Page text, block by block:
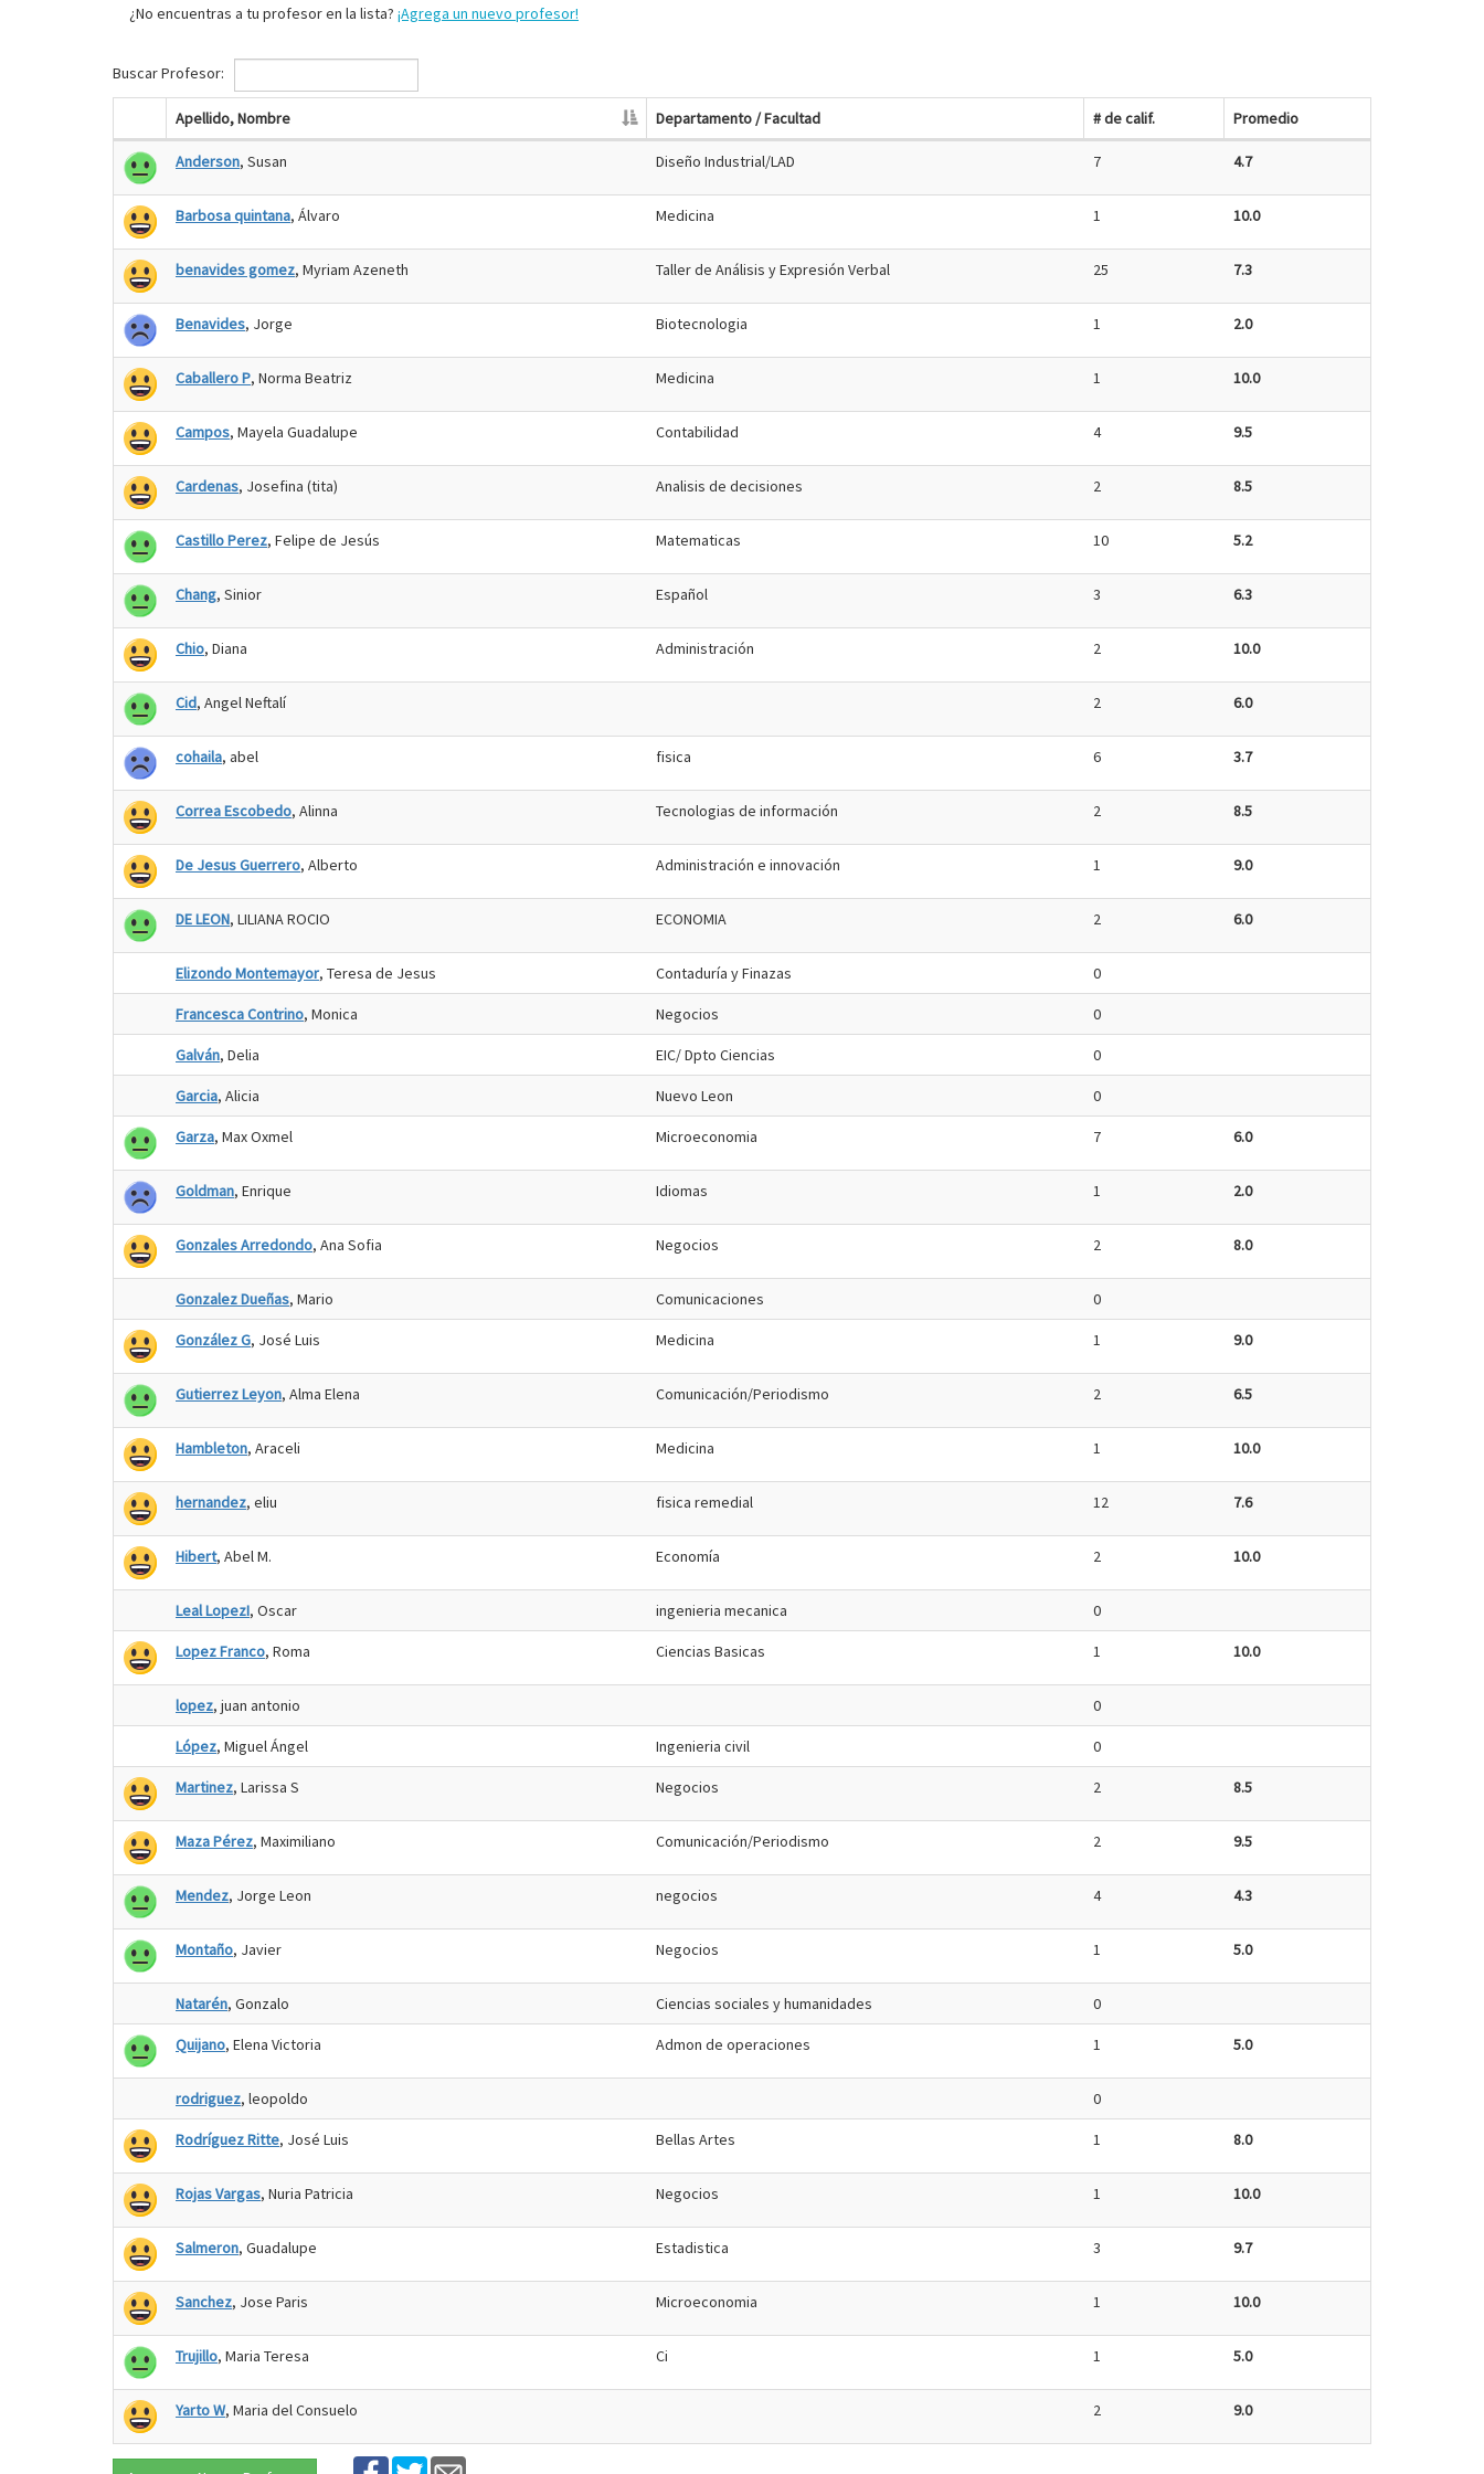
¿No encuentras a tu profesor en la lista? ¡Agrega un nuevo profesor!
Buscar Profesor:
Apellido, Nombre Departamento / Facultad # de calif. Promedio
Anderson, Susan Diseño Industrial/LAD 7 4.7
Barbosa quintana, Álvaro Medicina 1 10.0
benavides gomez, Myriam Azeneth Taller de Análisis y Expresión Verbal 25 7.3
Benavides, Jorge Biotecnologia 1 2.0
Caballero P, Norma Beatriz Medicina 1 10.0
Campos, Mayela Guadalupe Contabilidad 4 9.5
Cardenas, Josefina (tita) Analisis de decisiones 2 8.5
Castillo Perez, Felipe de Jesús Matematicas 10 5.2
Chang, Sinior Español 3 6.3
Chio, Diana Administración 2 10.0
Cid, Angel Neftalí 2 6.0
cohaila, abel fisica 6 3.7
Correa Escobedo, Alinna Tecnologias de información 2 8.5
De Jesus Guerrero, Alberto Administración e innovación 1 9.0
DE LEON, LILIANA ROCIO ECONOMIA 2 6.0
Elizondo Montemayor, Teresa de Jesus Contaduría y Finazas 0
Francesca Contrino, Monica Negocios 0
Galván, Delia EIC/ Dpto Ciencias 0
Garcia, Alicia Nuevo Leon 0
Garza, Max Oxmel Microeconomia 7 6.0
Goldman, Enrique Idiomas 1 2.0
Gonzales Arredondo, Ana Sofia Negocios 2 8.0
Gonzalez Dueñas, Mario Comunicaciones 0
González G, José Luis Medicina 1 9.0
Gutierrez Leyon, Alma Elena Comunicación/Periodismo 2 6.5
Hambleton, Araceli Medicina 1 10.0
hernandez, eliu fisica remedial 12 7.6
Hibert, Abel M. Economía 2 10.0
Leal LopezI, Oscar ingenieria mecanica 0
Lopez Franco, Roma Ciencias Basicas 1 10.0
lopez, juan antonio 0
López, Miguel Ángel Ingenieria civil 0
Martinez, Larissa S Negocios 2 8.5
Maza Pérez, Maximiliano Comunicación/Periodismo 2 9.5
Mendez, Jorge Leon negocios 4 4.3
Montaño, Javier Negocios 1 5.0
Natarén, Gonzalo Ciencias sociales y humanidades 0
Quijano, Elena Victoria Admon de operaciones 1 5.0
rodriguez, leopoldo 0
Rodríguez Ritte, José Luis Bellas Artes 1 8.0
Rojas Vargas, Nuria Patricia Negocios 1 10.0
Salmeron, Guadalupe Estadistica 3 9.7
Sanchez, Jose Paris Microeconomia 1 10.0
Trujillo, Maria Teresa Ci 1 5.0
Yarto W, Maria del Consuelo 2 9.0